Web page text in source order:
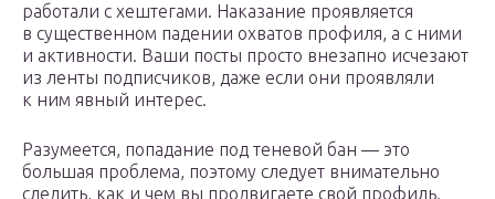
работали с хештегами. Наказание проявляется
в существенном падении охватов профиля, а с ними
и активности. Ваши посты просто внезапно исчезают
из ленты подписчиков, даже если они проявляли
к ним явный интерес.
Разумеется, попадание под теневой бан — это
большая проблема, поэтому следует внимательно
следить, как и чем вы продвигаете свой профиль.